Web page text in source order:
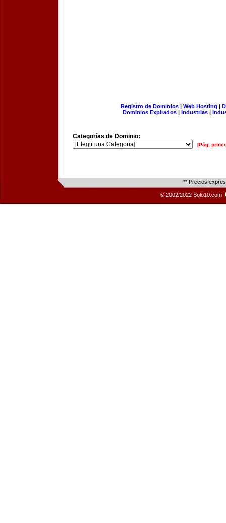
Registro de Dominios| Web Hosting |
Dominios Expirados | Industrias |
Categorías de Dominio:
[Pág.
** Precios
© 2002/2022 Solo10.com